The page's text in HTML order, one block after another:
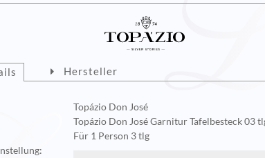
Topázio Don José
Topázio Don José Garnitur Tafelbesteck 03
Für 1 Person 3 tlg
Hersteller